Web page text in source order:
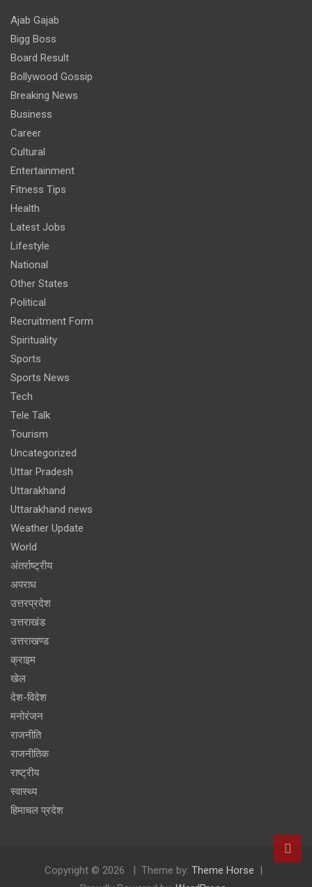
Ajab Gajab
Bigg Boss
Board Result
Bollywood Gossip
Breaking News
Business
Career
Cultural
Entertainment
Fitness Tips
Health
Latest Jobs
Lifestyle
National
Other States
Political
Recruitment Form
Spirituality
Sports
Sports News
Tech
Tele Talk
Tourism
Uncategorized
Uttar Pradesh
Uttarakhand
Uttarakhand news
Weather Update
World
अंतर्राष्ट्रीय
अपराध
उत्तरप्रदेश
उत्तराखंड
उत्तराखण्ड
क्राइम
खेल
देश-विदेश
मनोरंजन
राजनीति
राजनीतिक
राष्ट्रीय
स्वास्थ्य
हिमाचल प्रदेश
Copyright © 2026 Theme by: Theme Horse